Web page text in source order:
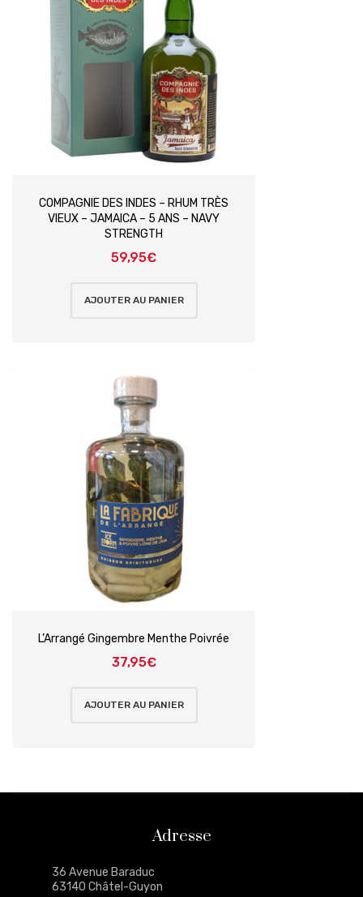
COMPAGNIE DES INDES – RHUM TRÈS
VIEUX – JAMAICA – 5 ANS – NAVY
STRENGTH
59,95€
AJOUTER AU PANIER
L’Arrangé Gingembre Menthe Poivrée
37,95€
AJOUTER AU PANIER
Adresse
36 Avenue Baraduc
63140 Châtel-Guyon